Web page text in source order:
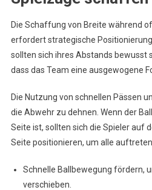
Die Schaffung von Breite während
erfordert strategische
sollten sich ihres Abstands bewusst
dass das Team eine ausgewogene
Die Nutzung von schnellen Pässen
die Abwehr zu dehnen. Wenn der
Seite ist, sollten sich die Spieler auf
Seite positionieren, um alle
Schnelle Ballbewegung fördern,
verschieben.